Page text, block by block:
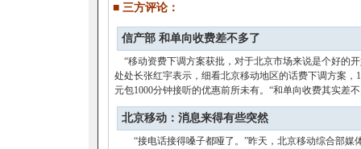
■ 三方评论：
信产部 和单向收费差不多了
“移动资费下调方案获批，对于北京市场来说是个好的
处处长张红宇表示，细看北京移动地区的话费下调方案，
元包1000分钟接听的优惠前所未有。“和单向收费其实差
北京移动：消息来得有些突然
“接电话接得嗓子都哑了。”昨天，北京移动综合部媒